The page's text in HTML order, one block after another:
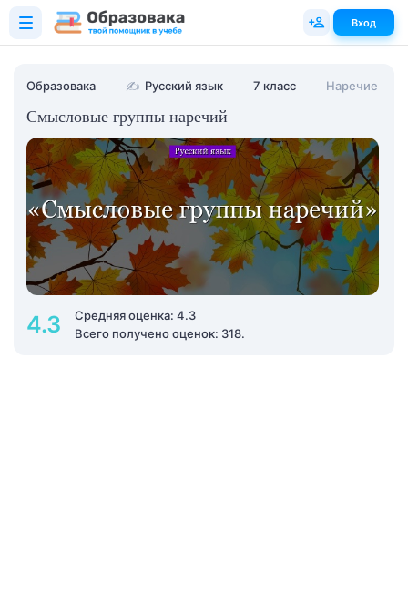
Образовака ✍ Русский язык 7 класс Наречие
Смысловые группы наречий
4.3
Средняя оценка: 4.3
Всего получено оценок: 318.
Вход